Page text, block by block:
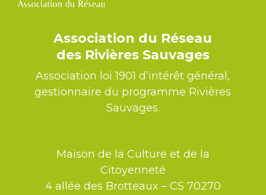
Association du Réseau
des Rivières Sauvages
Association loi 1901 d’intérêt général,
gestionnaire du programme Rivières
Sauvages.
Maison de la Culture et de la
Citoyenneté
4 allée des Brotteaux – CS 70270